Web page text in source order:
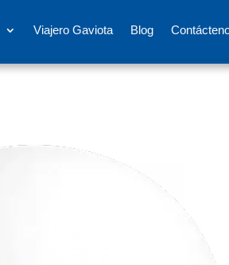
Viajero Gaviota Blog